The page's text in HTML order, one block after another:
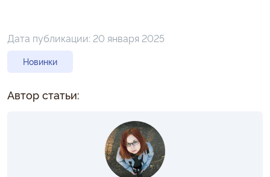
Дата публикации: 20 января 2025
Новинки
Автор статьи: